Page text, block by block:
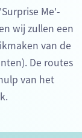
Me'-
wij zullen een
van de
De routes
van het